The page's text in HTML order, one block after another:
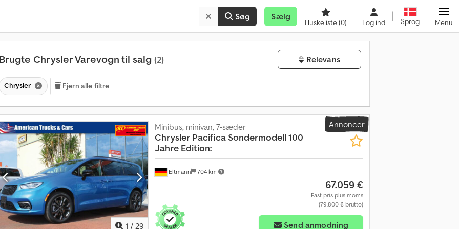
Søg Sælg
Huskeliste(0) Log ind Sprog Menu
Brugte Chrysler Varevogn til salg (2) Relevans
Chrysler Fjern alle filtre
Annoncer
1 / 29
Eltmann 704 km
Minibus, minivan, 7-sæder
Chrysler Pacifica Sondermodell 100
Jahre Edition:
67.059 €
Fast pris plus moms
(79.800 € brutto)
Send anmodning